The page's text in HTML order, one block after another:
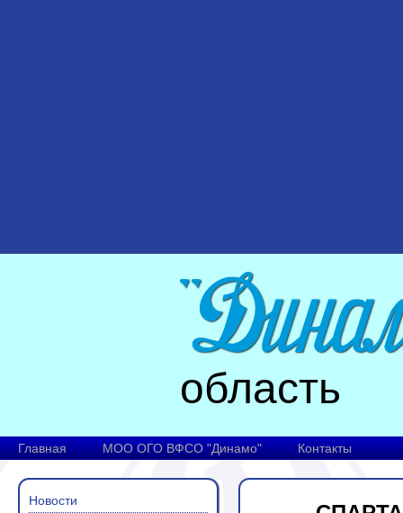
область
Главная МОО ОГО ВФСО "Динамо" Контакты
Новости